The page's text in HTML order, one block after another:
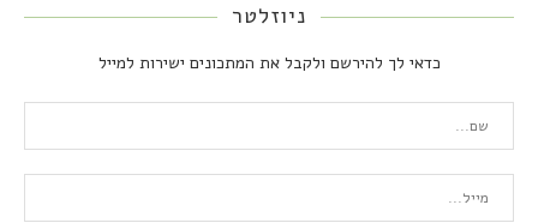
ניוזלטר
כדאי לך להירשם ולקבל את המתכונים ישירות למייל